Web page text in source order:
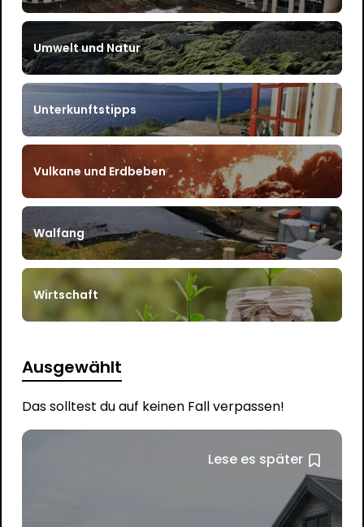
Umwelt und Natur
Unterkunftstipps
Vulkane und Erdbeben
Walfang
Wirtschaft
Ausgewählt
Das solltest du auf keinen Fall verpassen!
Lese es später